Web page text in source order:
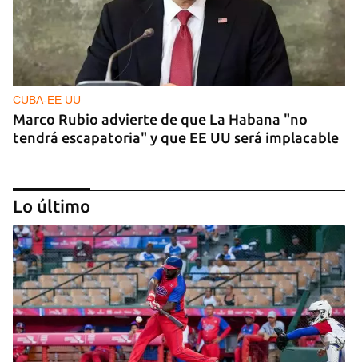
CUBA-EE UU
Marco Rubio advierte de que La Habana "no
tendrá escapatoria" y que EE UU será implacable
Lo último